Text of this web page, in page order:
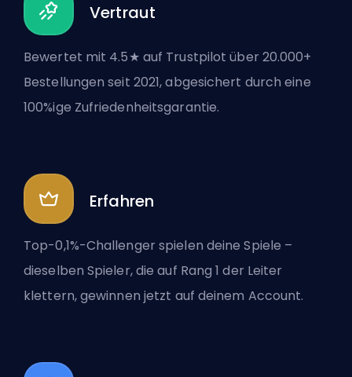
Vertraut
Bewertet mit 4.5★ auf Trustpilot über 20.000+
Bestellungen seit 2021, abgesichert durch eine
100%ige Zufriedenheitsgarantie.
Erfahren
Top-0,1%-Challenger spielen deine Spiele –
dieselben Spieler, die auf Rang 1 der Leiter
klettern, gewinnen jetzt auf deinem Account.